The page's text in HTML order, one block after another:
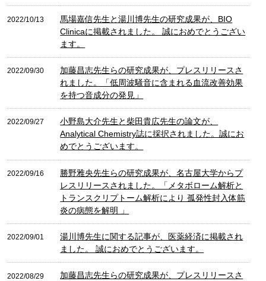
2022/10/13
馬場嘉信先生と湯川博先生の研究成果が、BIO
Clinicaに掲載されました。 誠におめでとうござい
ます。
2022/09/30
加藤昌志先生らの研究成果が、プレスリリースさ
れました。「低周波騒音に含まれる血流改善効果
を持つ音成分の発見」
2022/09/27
小野島大介先生と柴田貴広先生の論文が、
Analytical Chemistry誌に採択されました。誠にお
めでとうございます。
2022/09/16
勝野雅央先生らの研究成果が、名古屋大学からプ
レスリリースされました。「メタボローム解析と
トランスクリプトーム解析により 孤発性封入体筋
炎の病態を解明 」
2022/09/01
湯川博先生に関する記事が、医薬経済に掲載され
ました。 誠におめでとうございます。
2022/08/29
加藤昌志先生らの研究成果が、プレスリリースさ